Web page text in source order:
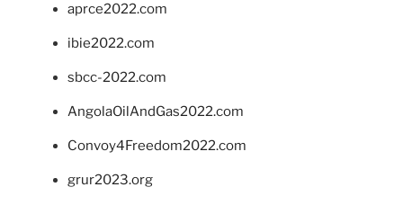
aprce2022.com
ibie2022.com
sbcc-2022.com
AngolaOilAndGas2022.com
Convoy4Freedom2022.com
grur2023.org